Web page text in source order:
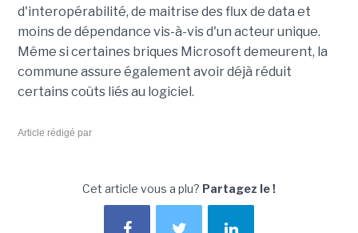
d'interopérabilité, de maitrise des flux de data et
moins de dépendance vis-à-vis d'un acteur unique.
Même si certaines briques Microsoft demeurent, la
commune assure également avoir déjà réduit
certains coûts liés au logiciel.
Article rédigé par
Cet article vous a plu? Partagez le !